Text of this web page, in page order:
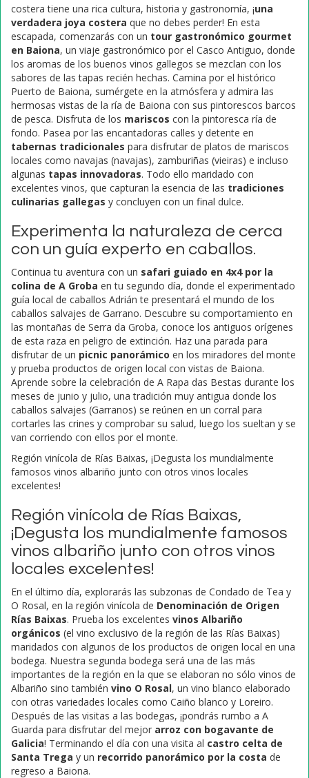
costera tiene una rica cultura, historia y gastronomía, ¡una
verdadera joya costera que no debes perder! En esta
escapada, comenzarás con un tour gastronómico gourmet
en Baiona, un viaje gastronómico por el Casco Antiguo, donde
los aromas de los buenos vinos gallegos se mezclan con los
sabores de las tapas recién hechas. Camina por el histórico
Puerto de Baiona, sumérgete en la atmósfera y admira las
hermosas vistas de la ría de Baiona con sus pintorescos barcos
de pesca. Disfruta de los mariscos con la pintoresca ría de
fondo. Pasea por las encantadoras calles y detente en
tabernas tradicionales para disfrutar de platos de mariscos
locales como navajas (navajas), zamburiñas (vieiras) e incluso
algunas tapas innovadoras. Todo ello maridado con
excelentes vinos, que capturan la esencia de las tradiciones
culinarias gallegas y concluyen con un final dulce.
Experimenta la naturaleza de cerca
con un guía experto en caballos.
Continua tu aventura con un safari guiado en 4x4 por la
colina de A Groba en tu segundo día, donde el experimentado
guía local de caballos Adrián te presentará el mundo de los
caballos salvajes de Garrano. Descubre su comportamiento en
las montañas de Serra da Groba, conoce los antiguos orígenes
de esta raza en peligro de extinción. Haz una parada para
disfrutar de un picnic panorámico en los miradores del monte
y prueba productos de origen local con vistas de Baiona.
Aprende sobre la celebración de A Rapa das Bestas durante los
meses de junio y julio, una tradición muy antigua donde los
caballos salvajes (Garranos) se reúnen en un corral para
cortarles las crines y comprobar su salud, luego los sueltan y se
van corriendo con ellos por el monte.
Región vinícola de Rías Baixas, ¡Degusta los mundialmente
famosos vinos albariño junto con otros vinos locales
excelentes!
Región vinícola de Rías Baixas,
¡Degusta los mundialmente famosos
vinos albariño junto con otros vinos
locales excelentes!
En el último día, explorarás las subzonas de Condado de Tea y
O Rosal, en la región vinícola de Denominación de Origen
Rías Baixas. Prueba los excelentes vinos Albariño
orgánicos (el vino exclusivo de la región de las Rías Baixas)
maridados con algunos de los productos de origen local en una
bodega. Nuestra segunda bodega será una de las más
importantes de la región en la que se elaboran no sólo vinos de
Albariño sino también vino O Rosal, un vino blanco elaborado
con otras variedades locales como Caiño blanco y Loreiro.
Después de las visitas a las bodegas, ¡pondrás rumbo a A
Guarda para disfrutar del mejor arroz con bogavante de
Galicia! Terminando el día con una visita al castro celta de
Santa Trega y un recorrido panorámico por la costa de
regreso a Baiona.